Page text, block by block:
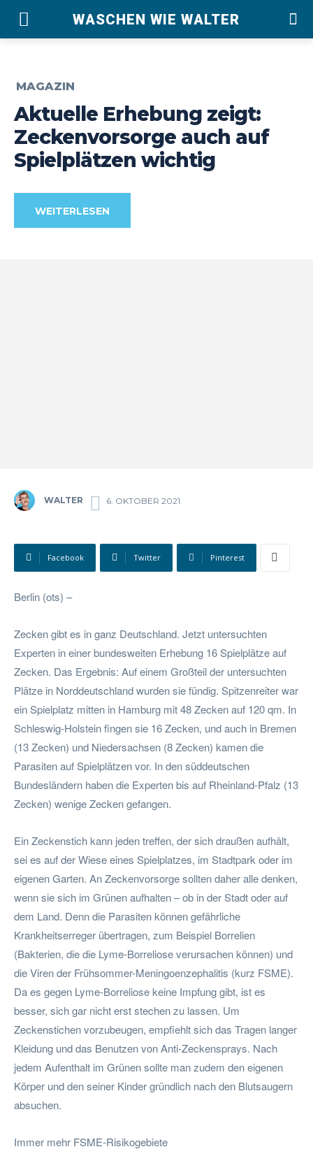
WASCHEN WIE WALTER
MAGAZIN
Aktuelle Erhebung zeigt:
Zeckenvorsorge auch auf
Spielplätzen wichtig
WEITERLESEN
WALTER 6. OKTOBER 2021
Facebook Twitter Pinterest
Berlin (ots) –
Zecken gibt es in ganz Deutschland. Jetzt untersuchten
Experten in einer bundesweiten Erhebung 16 Spielplätze auf
Zecken. Das Ergebnis: Auf einem Großteil der untersuchten
Plätze in Norddeutschland wurden sie fündig. Spitzenreiter war
ein Spielplatz mitten in Hamburg mit 48 Zecken auf 120 qm. In
Schleswig-Holstein fingen sie 16 Zecken, und auch in Bremen
(13 Zecken) und Niedersachsen (8 Zecken) kamen die
Parasiten auf Spielplätzen vor. In den süddeutschen
Bundesländern haben die Experten bis auf Rheinland-Pfalz (13
Zecken) wenige Zecken gefangen.
Ein Zeckenstich kann jeden treffen, der sich draußen aufhält,
sei es auf der Wiese eines Spielplatzes, im Stadtpark oder im
eigenen Garten. An Zeckenvorsorge sollten daher alle denken,
wenn sie sich im Grünen aufhalten – ob in der Stadt oder auf
dem Land. Denn die Parasiten können gefährliche
Krankheitserreger übertragen, zum Beispiel Borrelien
(Bakterien, die die Lyme-Borreliose verursachen können) und
die Viren der Frühsommer-Meningoenzephalitis (kurz FSME).
Da es gegen Lyme-Borreliose keine Impfung gibt, ist es
besser, sich gar nicht erst stechen zu lassen. Um
Zeckenstichen vorzubeugen, empfiehlt sich das Tragen langer
Kleidung und das Benutzen von Anti-Zeckensprays. Nach
jedem Aufenthalt im Grünen sollte man zudem den eigenen
Körper und den seiner Kinder gründlich nach den Blutsaugern
absuchen.
Immer mehr FSME-Risikogebiete